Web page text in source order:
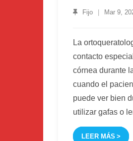
Fijo Mar 9,
La
contacto
córnea durante
cuando el
puede ver bien
utilizar gafas o
LEER MÁS